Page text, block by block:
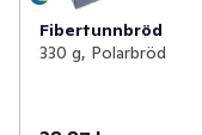
Fibertunnbröd
330 g, Polarbröd